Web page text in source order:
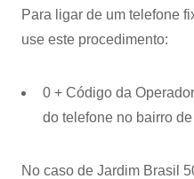
Para ligar de um telefone
use este procedimento:
0 + Código da
do telefone no bairro
No caso de Jardim Brasil